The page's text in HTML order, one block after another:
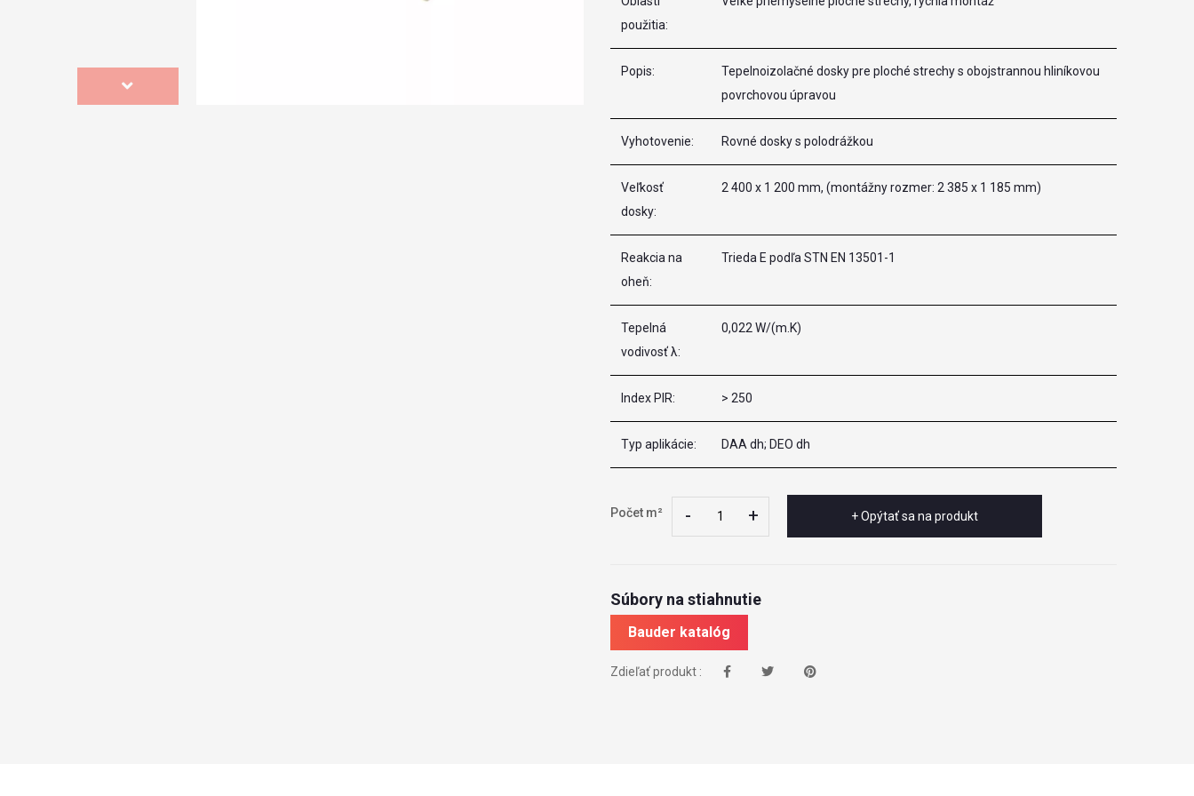
použitia:
Popis:
Tepelnoizolačné dosky pre ploché strechy s obojstrannou hliníkovou
povrchovou úpravou
Vyhotovenie: Rovné dosky s polodrážkou
Veľkosť
dosky:
2 400 x 1 200 mm, (montážny rozmer: 2 385 x 1 185 mm)
Reakcia na
oheň:
Trieda E podľa STN EN 13501-1
Tepelná
vodivosť λ:
0,022 W/(m.K)
Index PIR: > 250
Typ aplikácie: DAA dh; DEO dh
Počet m² - +
- + + Opýtať sa na produkt
Súbory na stiahnutie
Bauder katalóg
Zdieľať produkt :